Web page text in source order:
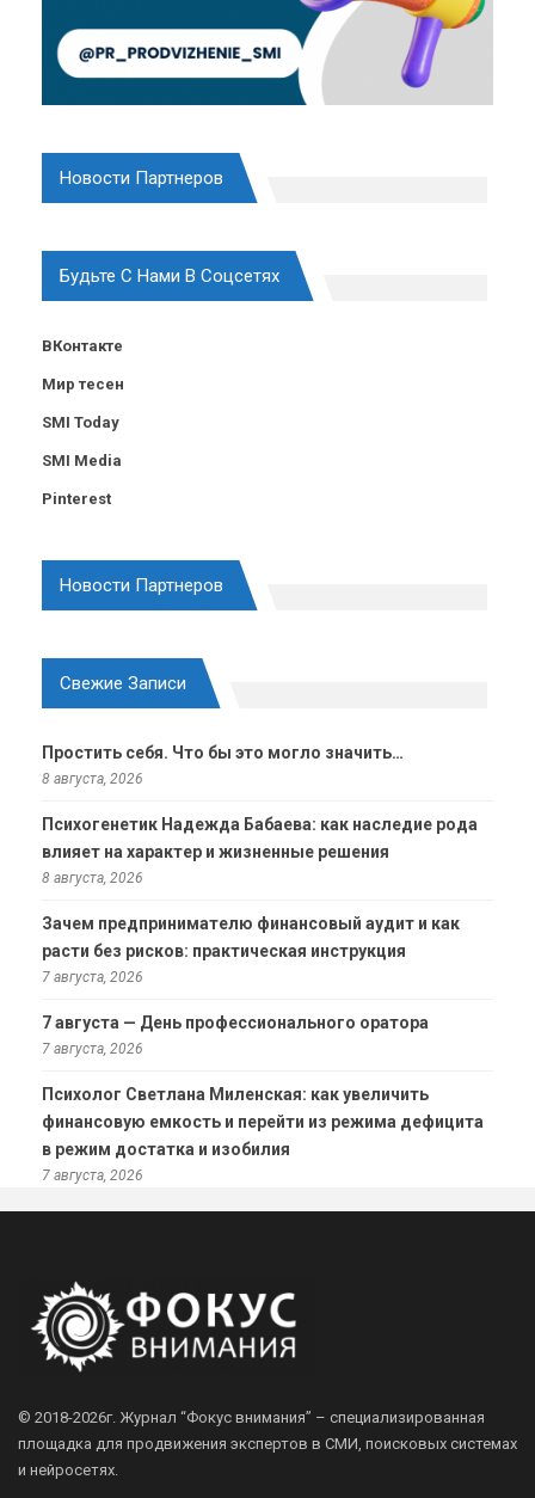
Новости Партнеров
Будьте С Нами В Соцсетях
ВКонтакте
Мир тесен
SMI Today
SMI Media
Pinterest
Новости Партнеров
Свежие Записи
Простить себя. Что бы это могло значить…
8 августа, 2026
Психогенетик Надежда Бабаева: как наследие рода
влияет на характер и жизненные решения
8 августа, 2026
Зачем предпринимателю финансовый аудит и как
расти без рисков: практическая инструкция
7 августа, 2026
7 августа — День профессионального оратора
7 августа, 2026
Психолог Светлана Миленская: как увеличить
финансовую емкость и перейти из режима дефицита
в режим достатка и изобилия
7 августа, 2026
© 2018-2026г. Журнал “Фокус внимания” – специализированная
площадка для продвижения экспертов в СМИ, поисковых системах
и нейросетях.